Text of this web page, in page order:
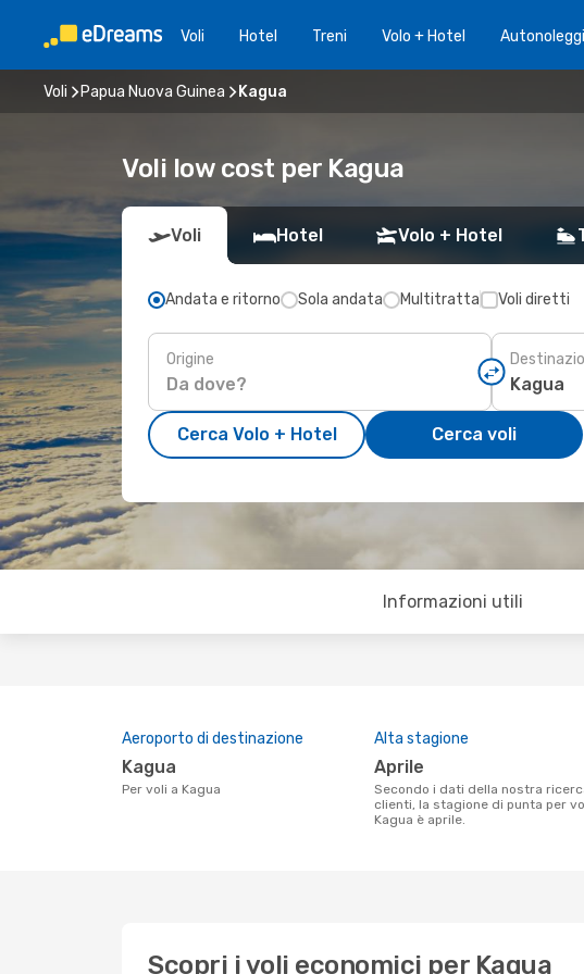
Voli Hotel Treni Volo + Hotel
Voli Papua Nuova Guinea Kagua
Voli low cost per Kagua
Voli Hotel Volo + Hotel
Andata e ritorno Sola andata Multitratta Voli diretti
Origine
Cerca Volo + Hotel Cerca voli
Informazioni utili
Aeroporto di destinazione
Kagua
Per voli a Kagua
Alta stagione
aprile
Secondo i dati della nostra ricerca
clienti, la stagione di punta per
Kagua è aprile.
Scopri i voli economici per Kagua